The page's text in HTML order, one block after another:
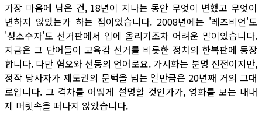
가장 마음에 남은 건, 18년이 지나는 동안 무엇이 변했고 무엇이
변하지 않았는가 하는 점이었습니다. 2008년에는 '레즈비언'도
'성소수자'도 선거판에서 입에 올리기조차 어려운 말이었습니다.
지금은 그 단어들이 교육감 선거를 비롯한 정치의 한복판에 등장
합니다. 다만 혐오와 선동의 언어로요. 가시화는 분명 진전이지만,
정작 당사자가 제도권의 문턱을 넘는 일만큼은 20년째 거의 그대
로입니다. 그 격차를 어떻게 설명할 것인가가, 영화를 보는 내내
제 머릿속을 떠나지 않았습니다.